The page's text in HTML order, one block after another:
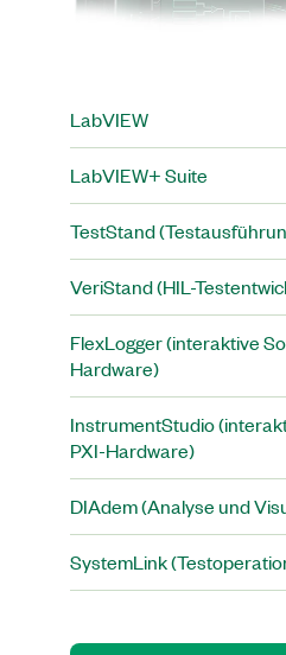
LabVIEW
LabVIEW+ Suite
TestStand
VeriStand (HIL-
FlexLogger (interaktive
Hardware)
InstrumentStudio
PXI-Hardware)
DIAdem (Analyse und
SystemLink